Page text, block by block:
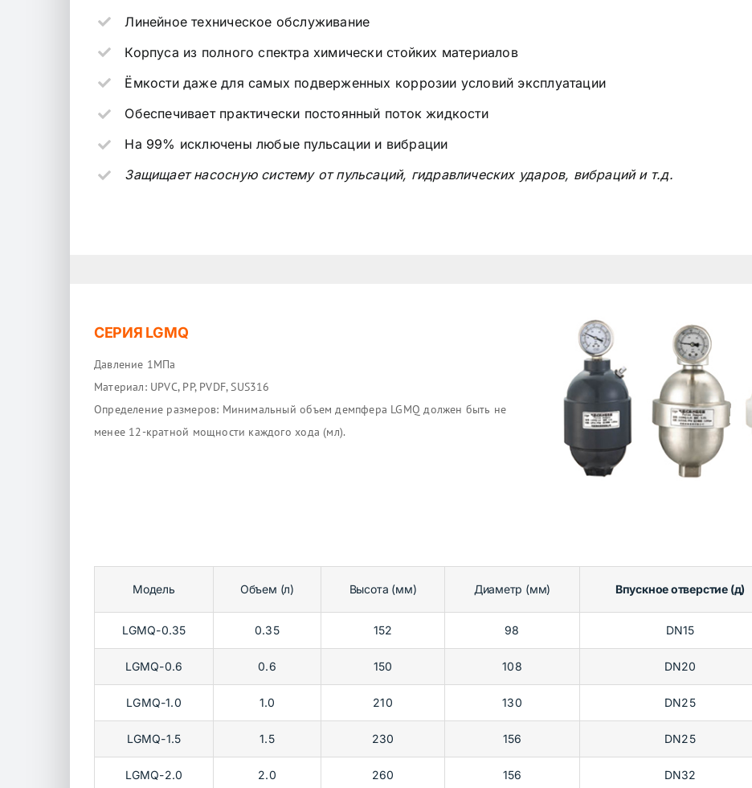
Линейное техническое обслуживание
Корпуса из полного спектра химически стойких материалов
Ёмкости даже для самых подверженных коррозии условий эксплуатации
Обеспечивает практически постоянный поток жидкости
На 99% исключены любые пульсации и вибрации
Защищает насосную систему от пульсаций, гидравлических ударов, вибраций и т.д.
СЕРИЯ LGMQ
Давление 1МПа
Материал: UPVC, PP, PVDF, SUS316
Определение размеров: Минимальный объем демпфера LGMQ должен быть не
менее 12-кратной мощности каждого хода (мл).
Модель Объем (л) Высота (мм) Диаметр (мм) Впускное отверстие (д)
LGMQ-0.35 0.35 152 98 DN15
LGMQ-0.6 0.6 150 108 DN20
LGMQ-1.0 1.0 210 130 DN25
LGMQ-1.5 1.5 230 156 DN25
LGMQ-2.0 2.0 260 156 DN32